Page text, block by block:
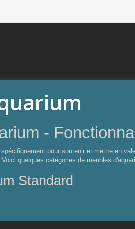
-
pour soutenir et mettre en
quelques catégories de meubles
Standard